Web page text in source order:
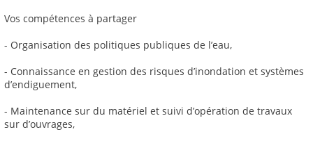
Vos compétences à partager
- Organisation des politiques publiques de l’eau,
- Connaissance en gestion des risques d’inondation et systèmes
d’endiguement,
- Maintenance sur du matériel et suivi d’opération de travaux
sur d’ouvrages,